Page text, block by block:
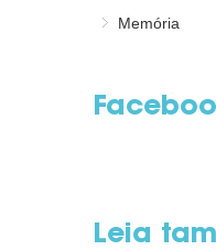
Memória
Leia